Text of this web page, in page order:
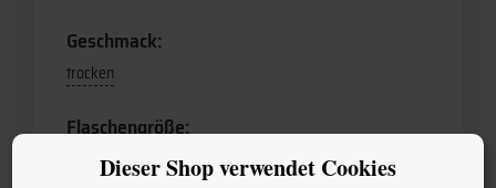
Geschmack:
trocken
Flaschengröße:
Dieser Shop verwendet Cookies